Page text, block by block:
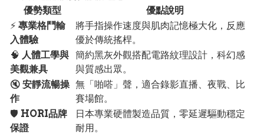
優勢類型
優點說明
⚡ 專業格鬥輸
入體驗
將手指操作速度與肌肉記憶極大化，反應
優於傳統搖桿。
🧠 人體工學與
美觀兼具
簡約黑灰外觀搭配電路紋理設計，科幻感
與質感出眾。
🔇 安靜流暢操
作
無「啪嗒」聲，適合錄影直播、夜戰、比
賽場館。
🛡️ HORI品牌
保證
日本專業硬體製造品質，零延遲驅動穩定
耐用。